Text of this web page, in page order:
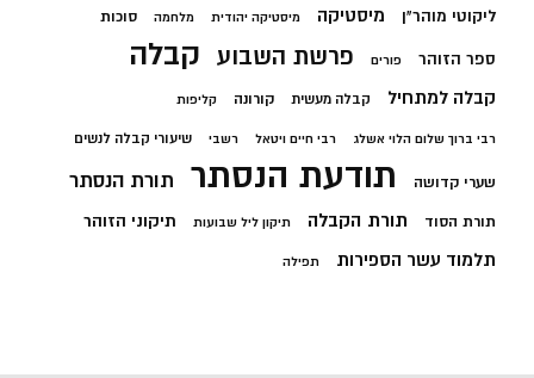
ליקוטי מוהר"ן מיסטיקה מיסטיקה יהודית מלחמה סוכות
ספר הזוהר פורים פרשת השבוע קבלה
קבלה למתחיל קבלה מעשית קורונה קליפות
רבי ברוך שלום הלוי אשלג רבי חיים ויטאל רשבי שיעורי קבלה לנשים
שערי קדושה תודעת הנסתר תורת הנסתר
תורת הסוד תורת הקבלה תיקון ליל שבועות תיקוני הזוהר
תלמוד עשר הספירות תפילה